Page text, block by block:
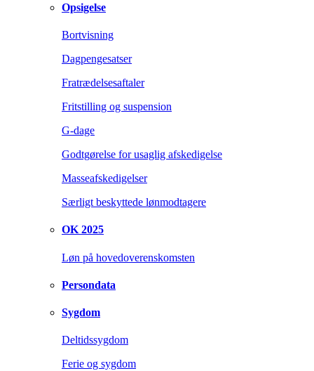
Opsigelse
Bortvisning
Dagpengesatser
Fratrædelsesaftaler
Fritstilling og suspension
G-dage
Godtgørelse for usaglig afskedigelse
Masseafskedigelser
Særligt beskyttede lønmodtagere
OK 2025
Løn på hovedoverenskomsten
Persondata
Sygdom
Deltidssygdom
Ferie og sygdom